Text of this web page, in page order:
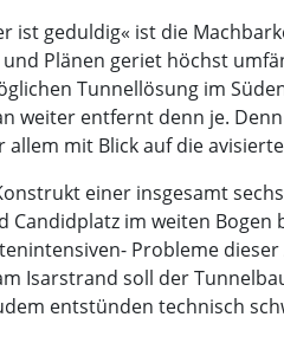
ist geduldig« ist die
Plänen geriet höchst
Tunnellösung im
weiter entfernt denn je.
mit Blick auf die
einer insgesamt
Candidplatz im weiten
Probleme
Isarstrand soll der
entstünden technisch